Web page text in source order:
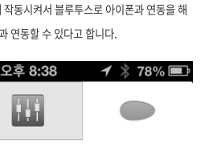
동시켜서 블루투스로 아이폰과 연동을 해
연동할 수 있다고 합니다.